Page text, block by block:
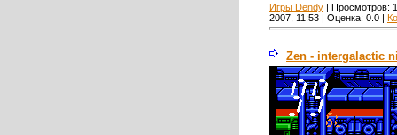
Игры Dendy | Просмотров:
2007, 11:53 | Оценка: 0.0 |
Zen - intergalactic